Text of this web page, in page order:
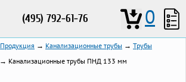
(495) 792-61-76 0
Продукция → Канализационные трубы → Трубы
→ Канализационные трубы ПНД 133 мм